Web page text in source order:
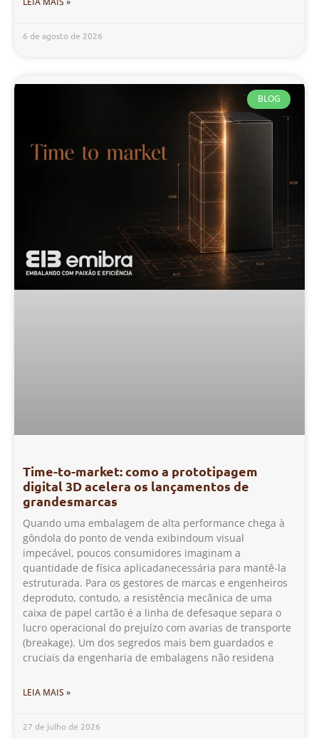
6 de agosto de 2026
BLOG
Time-to-market: como a prototipagem
digital 3D acelera os lançamentos de
grandesmarcas
Quando uma embalagem de alta performance chega à
gôndola do ponto de venda exibindoum visual
impecável, poucos consumidores imaginam a
quantidade de física aplicadanecessária para mantê-la
estruturada. Para os gestores de marcas e engenheiros
deproduto, contudo, a resistência mecânica de uma
caixa de papel cartão é a linha de defesaque separa o
lucro operacional do prejuízo com avarias de transporte
(breakage). Um dos segredos mais bem guardados e
cruciais da engenharia de embalagens não residena
LEIA MAIS »
27 de julho de 2026